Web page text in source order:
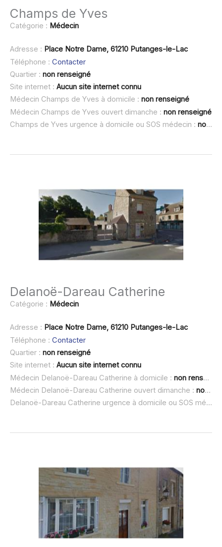
Champs de Yves
Catégorie : Médecin
Adresse : Place Notre Dame, 61210 Putanges-le-Lac
Téléphone : Contacter
Quartier : non renseigné
Site internet : Aucun site internet connu
Médecin Champs de Yves à domicile : non renseigné
Médecin Champs de Yves ouvert dimanche : non renseigné
Champs de Yves urgence à domicile ou SOS médecin : non renseigné
Delanoë-Dareau Catherine
Catégorie : Médecin
Adresse : Place Notre Dame, 61210 Putanges-le-Lac
Téléphone : Contacter
Quartier : non renseigné
Site internet : Aucun site internet connu
Médecin Delanoë-Dareau Catherine à domicile : non renseigné
Médecin Delanoë-Dareau Catherine ouvert dimanche : non renseigné
Delanoë-Dareau Catherine urgence à domicile ou SOS médecin :